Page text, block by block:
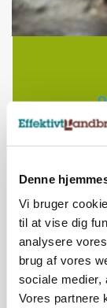
Denne
Vi bruger
til at vise dig
analysere
brug af vores
sociale medier,
Vores partnere
Trainee
Grise
6950,